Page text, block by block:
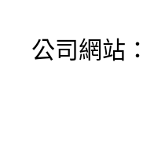
公司網站：